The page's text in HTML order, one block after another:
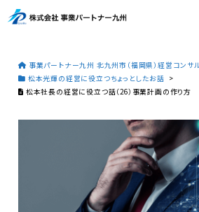
事業パートナー九州 北九州市（福岡県）経営コンサ
松本光輝の経営に役立つちょっとしたお話 >
松本社長の経営に役立つ話（26）事業計画の作り方